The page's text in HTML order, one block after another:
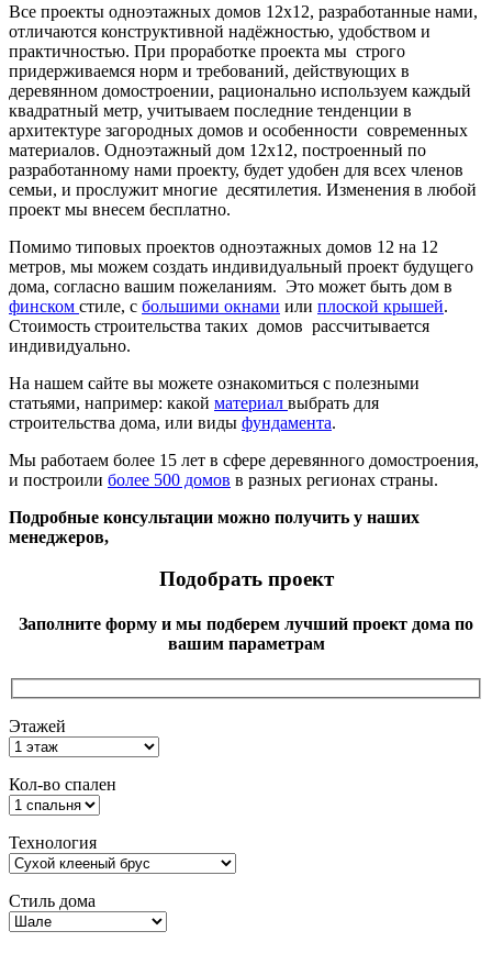
Все проекты одноэтажных домов 12х12, разработанные нами,
отличаются конструктивной надёжностью, удобством и
практичностью. При проработке проекта мы строго
придерживаемся норм и требований, действующих в
деревянном домостроении, рационально используем каждый
квадратный метр, учитываем последние тенденции в
архитектуре загородных домов и особенности современных
материалов. Одноэтажный дом 12х12, построенный по
разработанному нами проекту, будет удобен для всех членов
семьи, и прослужит многие десятилетия. Изменения в любой
проект мы внесем бесплатно.
Помимо типовых проектов одноэтажных домов 12 на 12
метров, мы можем создать индивидуальный проект будущего
дома, согласно вашим пожеланиям. Это может быть дом в
финском стиле, с большими окнами или плоской крышей.
Стоимость строительства таких домов рассчитывается
индивидуально.
На нашем сайте вы можете ознакомиться с полезными
статьями, например: какой материал выбрать для
строительства дома, или виды фундамента.
Мы работаем более 15 лет в сфере деревянного домостроения,
и построили более 500 домов в разных регионах страны.
Подробные консультации можно получить у наших
менеджеров,
Подобрать проект
Заполните форму и мы подберем лучший проект дома по
вашим параметрам
Этажей
Кол-во спален
Технология
Стиль дома